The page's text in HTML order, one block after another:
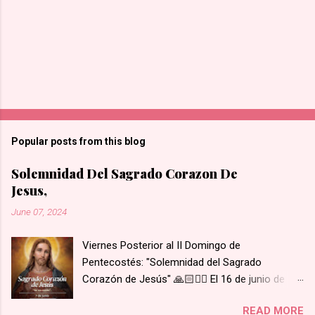
Popular posts from this blog
Solemnidad Del Sagrado Corazon De
Jesus,
June 07, 2024
Viernes Posterior al II Domingo de
Pentecostés: "Solemnidad del Sagrado
Corazón de Jesús" 🙏🏻❤️‍🔥 El 16 de junio de
READ MORE